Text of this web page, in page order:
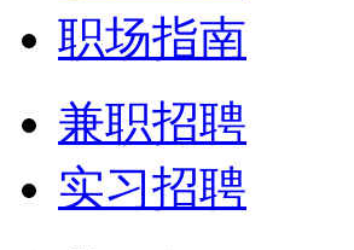
职场指南
兼职招聘
实习招聘